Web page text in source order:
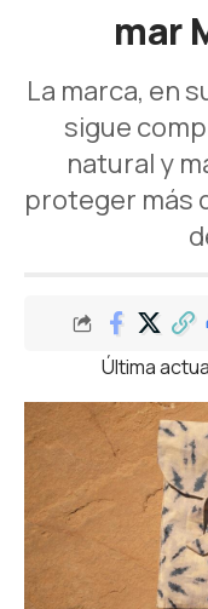
mar
La marca, en
sigue
natural y
proteger más
Última